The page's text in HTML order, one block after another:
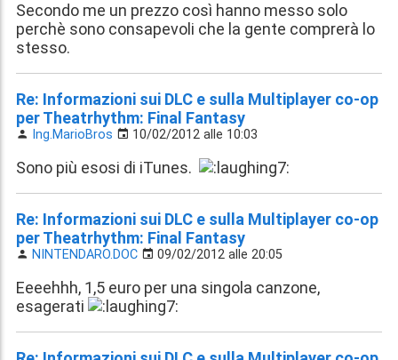
Secondo me un prezzo così hanno messo solo
perchè sono consapevoli che la gente comprerà lo
stesso.
Re: Informazioni sui DLC e sulla Multiplayer co-op
per Theatrhythm: Final Fantasy
Ing.MarioBros 10/02/2012 alle 10:03
Sono più esosi di iTunes.
Re: Informazioni sui DLC e sulla Multiplayer co-op
per Theatrhythm: Final Fantasy
NINTENDARO.DOC 09/02/2012 alle 20:05
Eeeehhh, 1,5 euro per una singola canzone,
esagerati